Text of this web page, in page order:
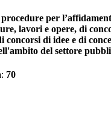
per
lavori e opere, di
concorsi di idee e di
del settore
70